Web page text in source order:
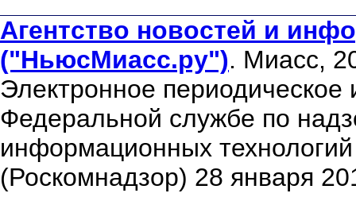
Агентство новостей и
("НьюсМиасс.ру"). Миасс,
Электронное периодическое
Федеральной службе по
информационных
(Роскомнадзор) 28 января